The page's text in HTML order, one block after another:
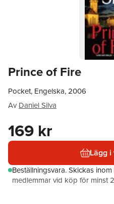
Prince of Fire
Pocket, Engelska, 2006
Av Daniel Silva
169 kr
Lägg
Beställningsvara.Skickas
medlemmar vid köp för minst